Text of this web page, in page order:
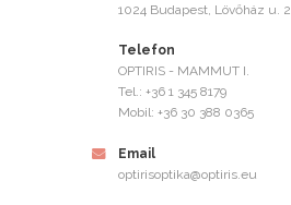
1024 Budapest, Lövőház u. 2.
Telefon
OPTIRIS - MAMMUT I.
Tel.: +36 1 345 8179
Mobil: +36 30 388 0365
Email
optirisoptika@optiris.eu